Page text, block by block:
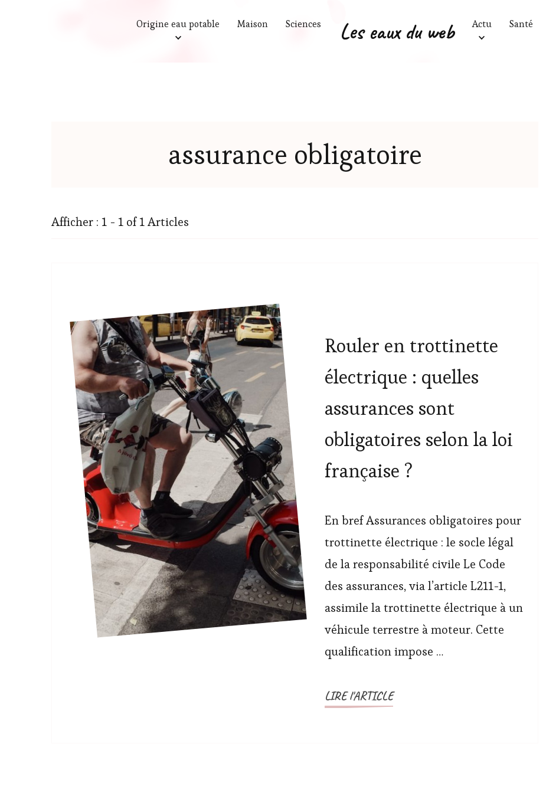
Origine eau potable Maison Sciences Actu Santé
Les eaux du web
assurance obligatoire
Afficher : 1 - 1 of 1 Articles
Rouler en trottinette
électrique : quelles
assurances sont
obligatoires selon la loi
française ?
En bref Assurances obligatoires pour
trottinette électrique : le socle légal
de la responsabilité civile Le Code
des assurances, via l’article L211-1,
assimile la trottinette électrique à un
véhicule terrestre à moteur. Cette
qualification impose …
LIRE l'ARTICLE